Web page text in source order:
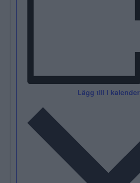
Lägg till i kalender